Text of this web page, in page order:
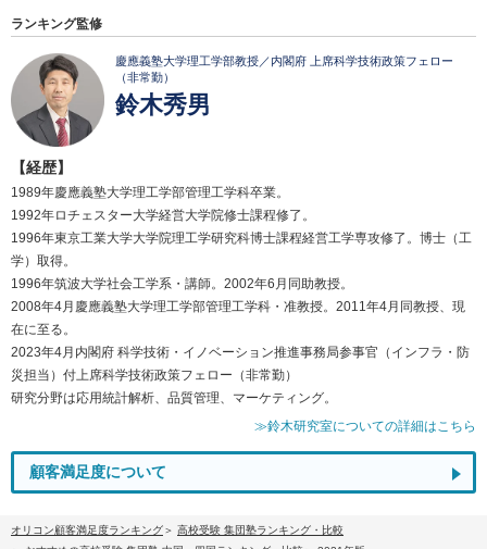
ランキング監修
慶應義塾大学理工学部教授／内閣府 上席科学技術政策フェロー
（非常勤）
鈴木秀男
【経歴】
1989年慶應義塾大学理工学部管理工学科卒業。
1992年ロチェスター大学経営大学院修士課程修了。
1996年東京工業大学大学院理工学研究科博士課程経営工学専攻修了。博士（工
学）取得。
1996年筑波大学社会工学系・講師。2002年6月同助教授。
2008年4月慶應義塾大学理工学部管理工学科・准教授。2011年4月同教授、現
在に至る。
2023年4月内閣府 科学技術・イノベーション推進事務局参事官（インフラ・防
災担当）付上席科学技術政策フェロー（非常勤）
研究分野は応用統計解析、品質管理、マーケティング。
≫鈴木研究室についての詳細はこちら
顧客満足度について
オリコン顧客満足度ランキング
高校受験 集団塾ランキング・比較